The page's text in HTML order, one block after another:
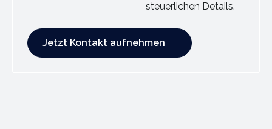
steuerlichen Details.
Jetzt Kontakt aufnehmen
Jetzt Kontakt aufnehmen